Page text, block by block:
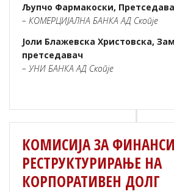
Љупчо Фармакоски,
– КОМЕРЦИЈАЛНА БАНКА АД Скопје
Јоли Блажевска Христовска,
претседавач
– УНИ БАНКА АД Скопје
КОМИСИЈА ЗА
РЕСТРУКТУРИРАЊЕ НА
КОРПОРАТИВЕН ДОЛГ